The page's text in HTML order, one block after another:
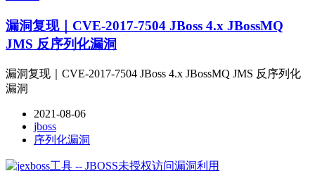
漏洞复现｜CVE-2017-7504 JBoss 4.x JBossMQ
JMS 反序列化漏洞
漏洞复现｜CVE-2017-7504 JBoss 4.x JBossMQ JMS 反序列化
漏洞
2021-08-06
jboss
序列化漏洞